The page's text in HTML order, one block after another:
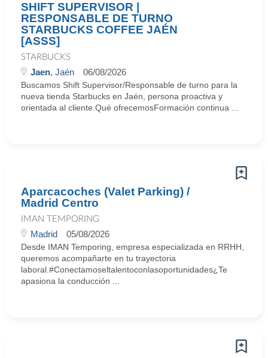
SHIFT SUPERVISOR |
RESPONSABLE DE TURNO
STARBUCKS COFFEE JAÉN
[ASSS]
STARBUCKS
Jaen, Jaén 06/08/2026
Buscamos Shift Supervisor/Responsable de turno para la
nueva tienda Starbucks en Jaén, persona proactiva y
orientada al cliente.Qué ofrecemosFormación continua ...
Aparcacoches (Valet Parking) /
Madrid Centro
IMAN TEMPORING
Madrid 05/08/2026
Desde IMAN Temporing, empresa especializada en RRHH,
queremos acompañarte en tu trayectoria
laboral.#Conectamoseltalentoconlasoportunidades¿Te
apasiona la conducción ...